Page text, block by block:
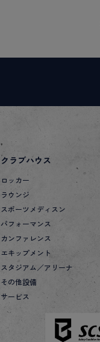
クラブハウス
ロッカー
ラウンジ
スポーツメディスン
パフォーマンス
カンファレンス
エキップメント
スタジアム／アリーナ
その他設備
サービス